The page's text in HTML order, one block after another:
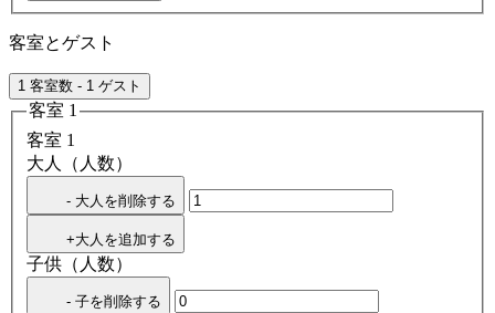
客室とゲスト
1 客室数 - 1 ゲスト
客室 1
客室 1
大人（人数）
- 大人を削除する
+大人を追加する
子供（人数）
- 子を削除する